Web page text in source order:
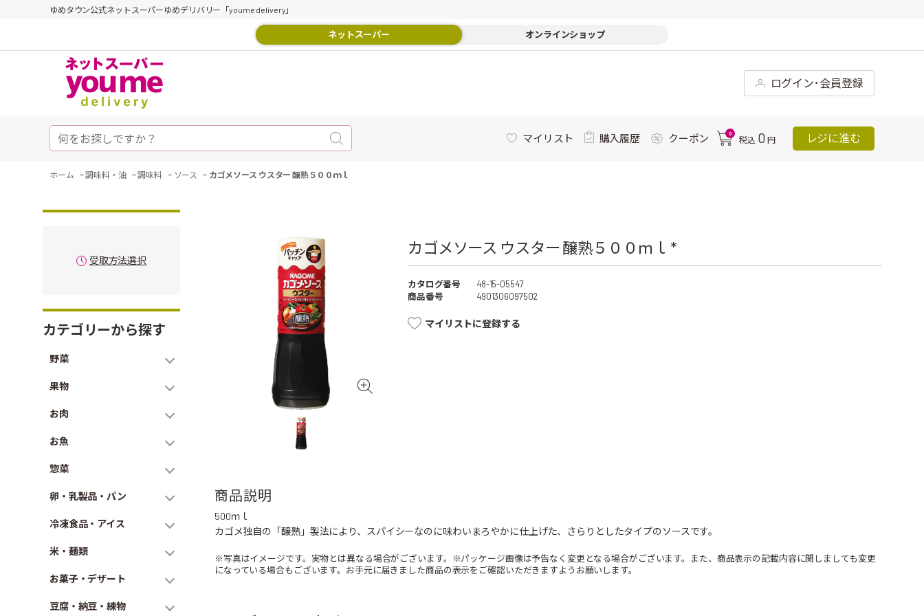
ゆめタウン公式ネットスーパーゆめデリバリー「youme delivery」
ネットスーパー オンラインショップ
ログイン･会員登録
マイリスト 購入履歴 クーポン 0
税込 0 円 レジに進む
ホーム -調味料・油 -調味料 - ソース - カゴメソース ウスター 醸熟５００ｍｌ
受取方法選択
カテゴリーから探す
野菜
果物
お肉
お魚
惣菜
卵・乳製品・パン
冷凍食品・アイス
米・麺類
お菓子・デザート
豆腐・納豆・練物
カゴメソース ウスター 醸熟５００ｍｌ *
カタログ番号
48-15-05547
商品番号
4901306097502
マイリストに登録する
商品説明
500ｍｌ
カゴメ独自の「醸熟」製法により、スパイシーなのに味わいまろやかに仕上げた、さらりとしたタイプのソースです。
※写真はイメージです。実物とは異なる場合がございます。※パッケージ画像は予告なく変更となる場合がございます。また、商品表示の記載内容に関しましても変更
になっている場合もございます。お手元に届きました商品の表示をご確認いただきますようお願いします。